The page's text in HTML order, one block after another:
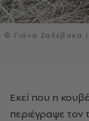
© Γιάνα Ζαλέβσκα
Εκεί που η κουβέντα πήγε βαθύτερα ήταν όταν
περιέγραψε τον